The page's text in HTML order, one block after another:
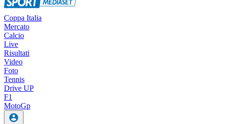
Coppa Italia
Mercato
Calcio
Live
Risultati
Video
Foto
Tennis
Drive UP
F1
MotoGp